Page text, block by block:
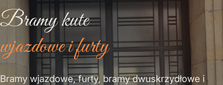
Bramy kute
wjazdowe i furty
Bramy wjazdowe, furty, bramy dwuskrzydłowe i